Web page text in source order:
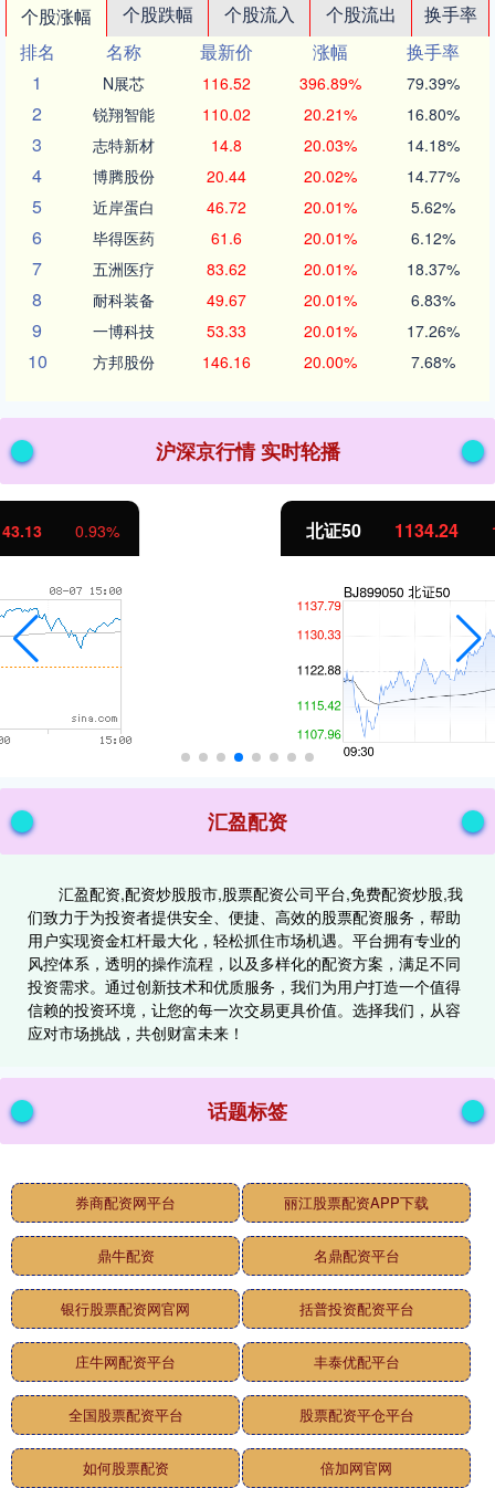
个股涨幅 个股跌幅 个股流入 个股流出
换手率
排名
名称 最新价 涨幅
换手率
1
N展芯 116.52 396.89% 79.39%
2 锐翔智能 110.02 20.21% 16.80%
3 志特新材 14.8 20.03% 14.18%
4 博腾股份 20.44 20.02% 14.77%
5 近岸蛋白 46.72 20.01% 5.62%
6 毕得医药 61.6 20.01% 6.12%
7 五洲医疗 83.62 20.01% 18.37%
8 耐科装备 49.67 20.01% 6.83%
9 一博科技 53.33 20.01% 17.26%
10 方邦股份 146.16 20.00% 7.68%
沪深京行情 实时轮播
北证50 11.37 1.01%
汇盈配资
汇盈配资,配资炒股股市,股票配资公司平台,免费配资炒股,我
们致力于为投资者提供安全、便捷、高效的股票配资服务，帮助
用户实现资金杠杆最大化，轻松抓住市场机遇。平台拥有专业的
风控体系，透明的操作流程，以及多样化的配资方案，满足不同
投资需求。通过创新技术和优质服务，我们为用户打造一个值得
信赖的投资环境，让您的每一次交易更具价值。选择我们，从容
应对市场挑战，共创财富未来！
话题标签
券商配资网平台 丽江股票配资APP下载
鼎牛配资 名鼎配资平台
银行股票配资网官网 括普投资配资平台
庄牛网配资平台 丰泰优配平台
全国股票配资平台 股票配资平仓平台
如何股票配资 倍加网官网